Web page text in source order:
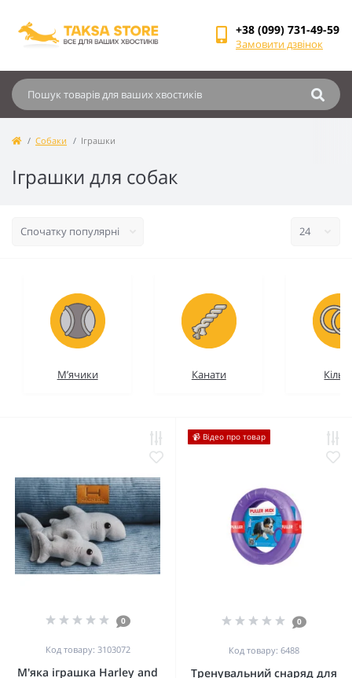
+38 (099) 731-49-59
Замовити дзвінок
Собаки Іграшки
Іграшки для собак
М’ячики Канати
0
Код товару: 3103072
М'яка іграшка Harley and
📹 Відео про товар
0
Код товару: 6488
Тренувальний снаряд для